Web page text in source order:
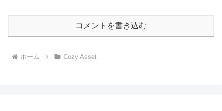
コメントを書き込む
ホーム Cozy Asset